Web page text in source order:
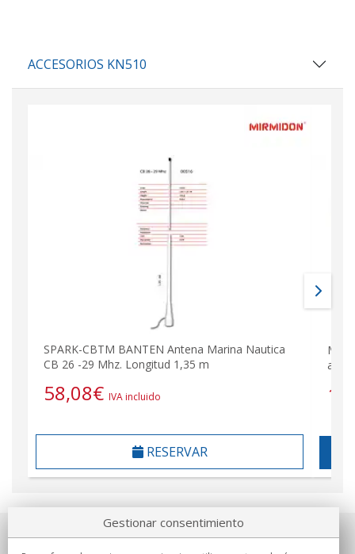
ACCESORIOS KN510
SPARK-CBTM BANTEN Antena Marina Nautica
CB 26 -29 Mhz. Longitud 1,35 m
58,08€ IVA incluido
RESERVAR
Gestionar consentimiento